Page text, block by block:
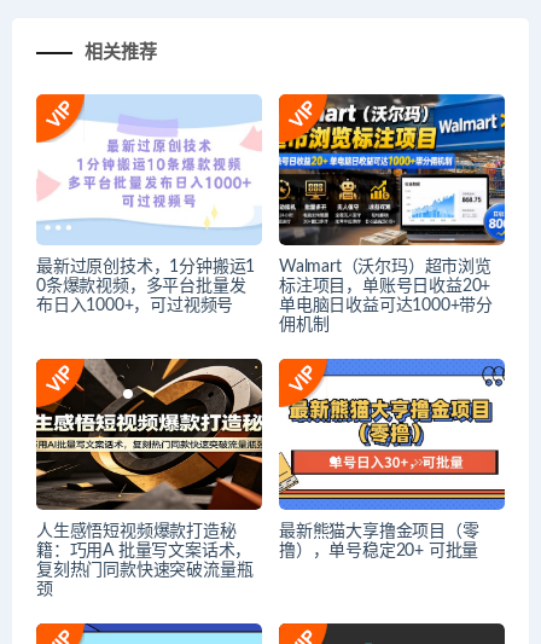
相关推荐
最新过原创技术，1分钟搬运1
0条爆款视频，多平台批量发
布日入1000+，可过视频号
Walmart（沃尔玛）超市浏览
标注项目，单账号日收益20+
单电脑日收益可达1000+带分
佣机制
人生感悟短视频爆款打造秘
籍：巧用A 批量写文案话术，
复刻热门同款快速突破流量瓶
颈
最新熊猫大享撸金项目（零
撸），单号稳定20+ 可批量